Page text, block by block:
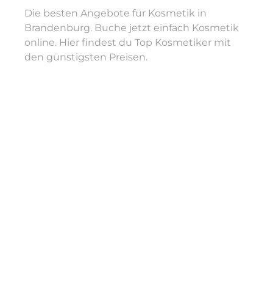
Die besten Angebote für Kosmetik in
Brandenburg. Buche jetzt einfach Kosmetik
online. Hier findest du Top Kosmetiker mit
den günstigsten Preisen.